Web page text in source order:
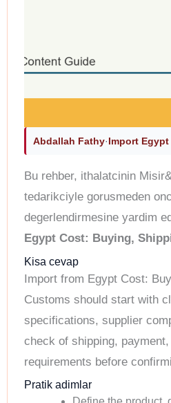
Abdallah Fathy·Import Egypt
Bu rehber, ithalatcinin
tedarikciyle gorusmeden
degerlendirmesine yardim
Egypt Cost: Buying,
Kisa cevap
Import from Egypt Cost:
Customs should start with
specifications, supplier
check of shipping,
requirements before
Pratik adimlar